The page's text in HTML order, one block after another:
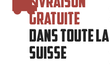
GRATUITE
DANS TOUTE LA
SUISSE